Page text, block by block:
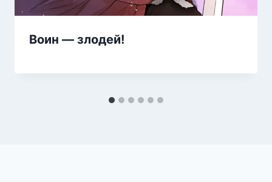
Воин — злодей!